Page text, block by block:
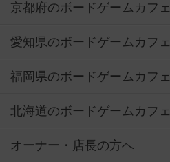
京都府のボードゲームカフェ
愛知県のボードゲームカフェ
福岡県のボードゲームカフェ
北海道のボードゲームカフェ
オーナー・店長の方へ